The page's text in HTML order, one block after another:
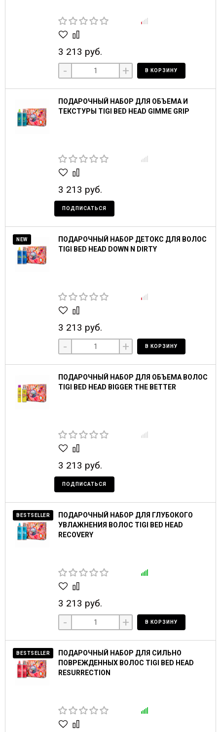
3 213 руб.
- + В КОРЗИНУ
ПОДАРОЧНЫЙ НАБОР ДЛЯ ОБЪЕМА И
ТЕКСТУРЫ TIGI BED HEAD GIMME GRIP
3 213 руб.
ПОДПИСАТЬСЯ
NEW
ПОДАРОЧНЫЙ НАБОР ДЕТОКС ДЛЯ ВОЛОС
TIGI BED HEAD DOWN N DIRTY
3 213 руб.
- + В КОРЗИНУ
ПОДАРОЧНЫЙ НАБОР ДЛЯ ОБЪЕМА ВОЛОС
TIGI BED HEAD BIGGER THE BETTER
3 213 руб.
ПОДПИСАТЬСЯ
BESTSELLER
ПОДАРОЧНЫЙ НАБОР ДЛЯ ГЛУБОКОГО
УВЛАЖНЕНИЯ ВОЛОС TIGI BED HEAD
RECOVERY
3 213 руб.
- + В КОРЗИНУ
BESTSELLER
ПОДАРОЧНЫЙ НАБОР ДЛЯ СИЛЬНО
ПОВРЕЖДЕННЫХ ВОЛОС TIGI BED HEAD
RESURRECTION